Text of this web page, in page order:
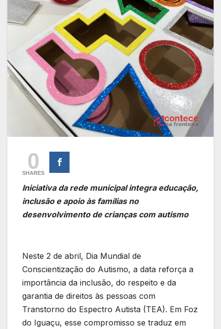
0
SHARES
Iniciativa da rede municipal integra educação,
inclusão e apoio às famílias no
desenvolvimento de crianças com autismo
Neste 2 de abril, Dia Mundial de
Conscientização do Autismo, a data reforça a
importância da inclusão, do respeito e da
garantia de direitos às pessoas com
Transtorno do Espectro Autista (TEA). Em Foz
do Iguaçu, esse compromisso se traduz em